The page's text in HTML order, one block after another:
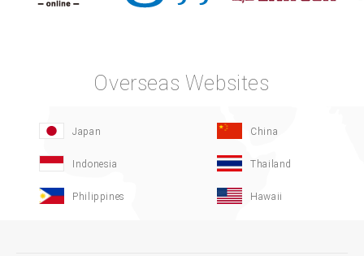
Overseas Websites
Japan China
Indonesia Thailand
Philippines Hawaii